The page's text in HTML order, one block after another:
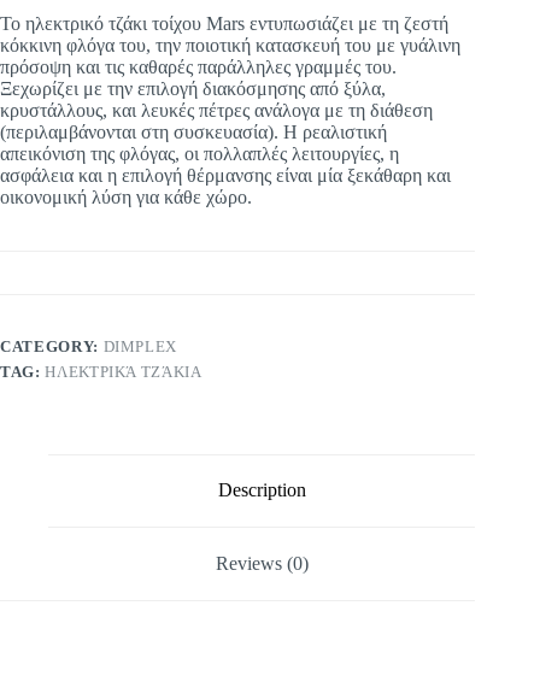
Το ηλεκτρικό τζάκι τοίχου Mars εντυπωσιάζει με τη ζεστή
κόκκινη φλόγα του, την ποιοτική κατασκευή του με γυάλινη
πρόσοψη και τις καθαρές παράλληλες γραμμές του.
Ξεχωρίζει με την επιλογή διακόσμησης από ξύλα,
κρυστάλλους, και λευκές πέτρες ανάλογα με τη διάθεση
(περιλαμβάνονται στη συσκευασία). Η ρεαλιστική
απεικόνιση της φλόγας, οι πολλαπλές λειτουργίες, η
ασφάλεια και η επιλογή θέρμανσης είναι μία ξεκάθαρη και
οικονομική λύση για κάθε χώρο.
CATEGORY: DIMPLEX
TAG:ΗΛΕΚΤΡΙΚΆ ΤΖΆΚΙΑ
Description
Reviews (0)